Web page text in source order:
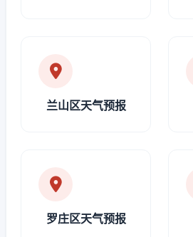
兰山区天气预报
罗庄区天气预报